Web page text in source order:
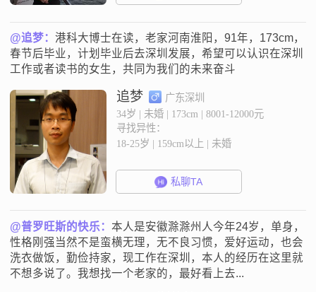
@追梦：港科大博士在读，老家河南淮阳，91年，173cm，
春节后毕业，计划毕业后去深圳发展，希望可以认识在深圳
工作或者读书的女生，共同为我们的未来奋斗
追梦
广东深圳
34岁 | 未婚 | 173cm | 8001-12000元
寻找异性：
18-25岁 | 159cm以上 | 未婚
私聊TA
@普罗旺斯的快乐：本人是安徽滁滁州人今年24岁，单身，
性格刚强当然不是蛮横无理，无不良习惯，爱好运动，也会
洗衣做饭，勤俭持家，现工作在深圳，本人的经历在这里就
不想多说了。我想找一个老家的，最好看上去...